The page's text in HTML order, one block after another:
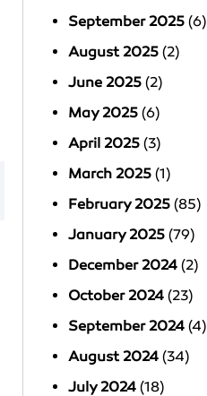
September 2025 (6)
August 2025 (2)
June 2025 (2)
May 2025 (6)
April 2025 (3)
March 2025 (1)
February 2025 (85)
January 2025 (79)
December 2024 (2)
October 2024 (23)
September 2024 (4)
August 2024 (34)
July 2024 (18)